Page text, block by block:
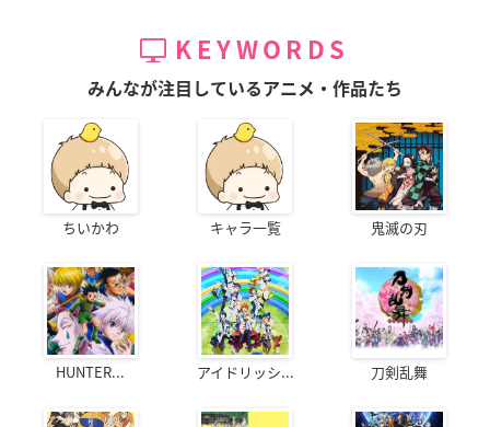
KEYWORDS
みんなが注目しているアニメ・作品たち
ちいかわ キャラ一覧 鬼滅の刃
HUNTER... アイドリッシ... 刀剣乱舞